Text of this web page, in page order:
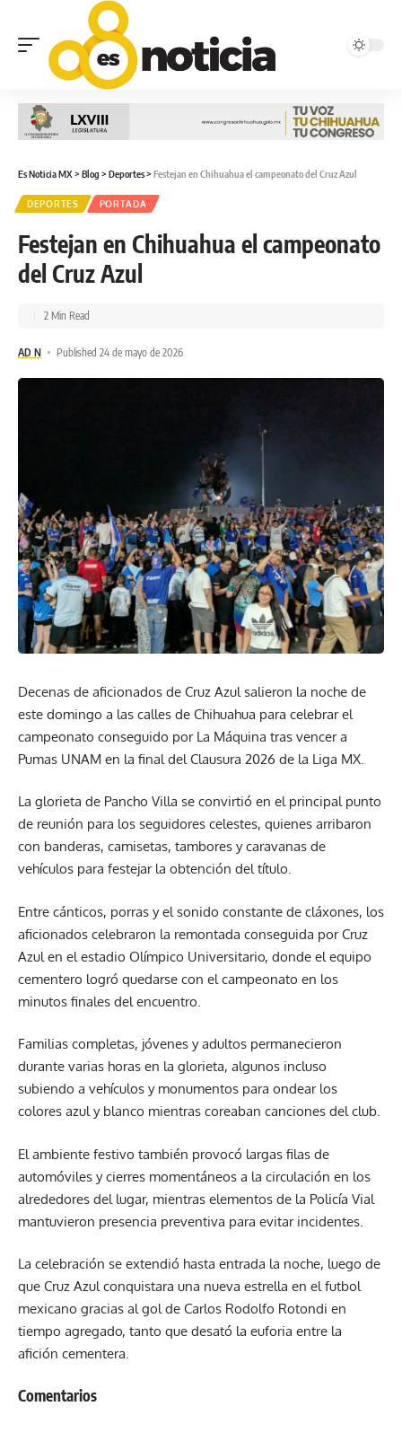
Es Noticia MX> Blog > Deportes> Festejan en Chihuahua el campeonato del Cruz Azul
DEPORTES PORTADA
Festejan en Chihuahua el campeonato
del Cruz Azul
AD N Published 24 de mayo de 2026
2 Min Read
Decenas de aficionados de Cruz Azul salieron la noche de
este domingo a las calles de Chihuahua para celebrar el
campeonato conseguido por La Máquina tras vencer a
Pumas UNAM en la final del Clausura 2026 de la Liga MX.
La glorieta de Pancho Villa se convirtió en el principal punto
de reunión para los seguidores celestes, quienes arribaron
con banderas, camisetas, tambores y caravanas de
vehículos para festejar la obtención del título.
Entre cánticos, porras y el sonido constante de cláxones, los
aficionados celebraron la remontada conseguida por Cruz
Azul en el estadio Olímpico Universitario, donde el equipo
cementero logró quedarse con el campeonato en los
minutos finales del encuentro.
Familias completas, jóvenes y adultos permanecieron
durante varias horas en la glorieta, algunos incluso
subiendo a vehículos y monumentos para ondear los
colores azul y blanco mientras coreaban canciones del club.
El ambiente festivo también provocó largas filas de
automóviles y cierres momentáneos a la circulación en los
alrededores del lugar, mientras elementos de la Policía Vial
mantuvieron presencia preventiva para evitar incidentes.
La celebración se extendió hasta entrada la noche, luego de
que Cruz Azul conquistara una nueva estrella en el futbol
mexicano gracias al gol de Carlos Rodolfo Rotondi en
tiempo agregado, tanto que desató la euforia entre la
afición cementera.
Comentarios